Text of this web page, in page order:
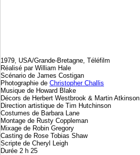
1979, USA/Grande-Bretagne, Téléfilm
Réalisé par William Hale
Scénario de James Costigan
Photographie de Christopher Challis
Musique de Howard Blake
Décors de Herbert Westbrook & Martin Atkinson
Direction artistique de Tim Hutchinson
Costumes de Barbara Lane
Montage de Rusty Coppleman
Mixage de Robin Gregory
Casting de Rose Tobias Shaw
Scripte de Cheryl Leigh
Durée 2 h 25